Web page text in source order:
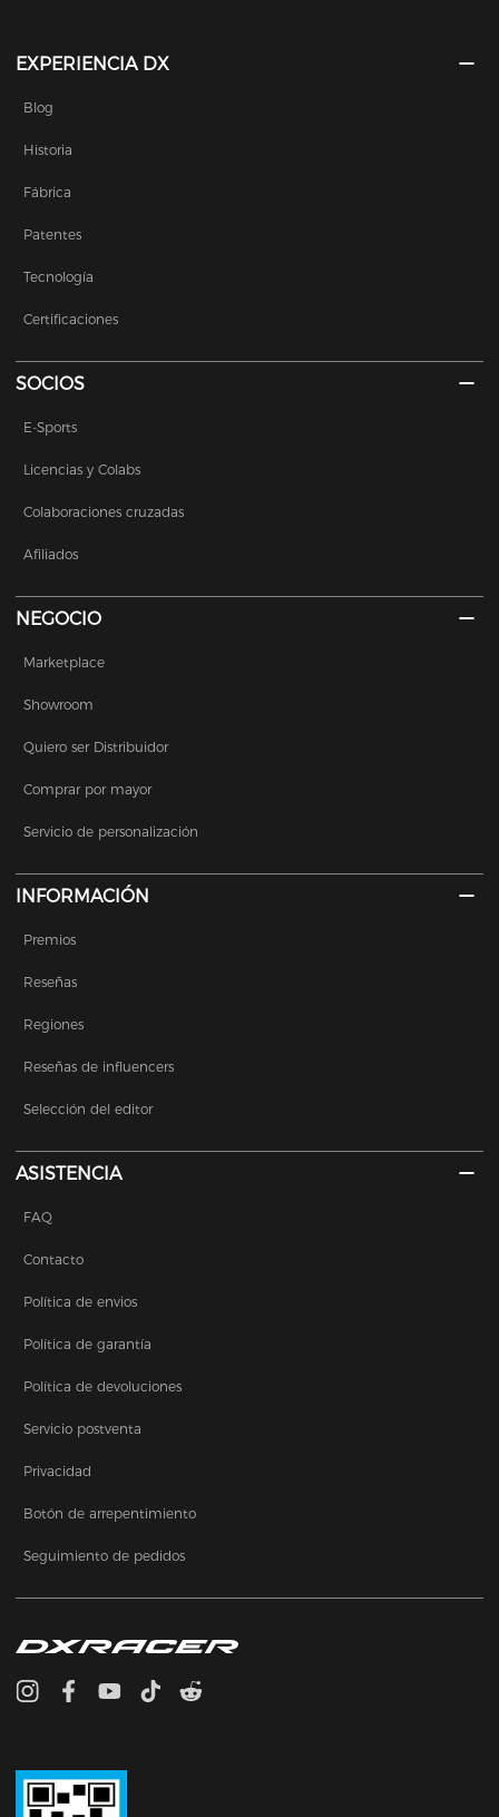
EXPERIENCIA DX
Blog
Historia
Fábrica
Patentes
Tecnología
Certificaciones
SOCIOS
E-Sports
Licencias y Colabs
Colaboraciones cruzadas
Afiliados
NEGOCIO
Marketplace
Showroom
Quiero ser Distribuidor
Comprar por mayor
Servicio de personalización
INFORMACIÓN
Premios
Reseñas
Regiones
Reseñas de influencers
Selección del editor
ASISTENCIA
FAQ
Contacto
Política de envios
Política de garantía
Política de devoluciones
Servicio postventa
Privacidad
Botón de arrepentimiento
Seguimiento de pedidos